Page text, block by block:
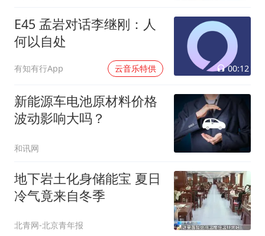
E45 孟岩对话李继刚：人
何以自处
有知有行App 云音乐特供 00:12
新能源车电池原材料价格
波动影响大吗？
和讯网
地下岩土化身储能宝 夏日
冷气竟来自冬季
北青网-北京青年报